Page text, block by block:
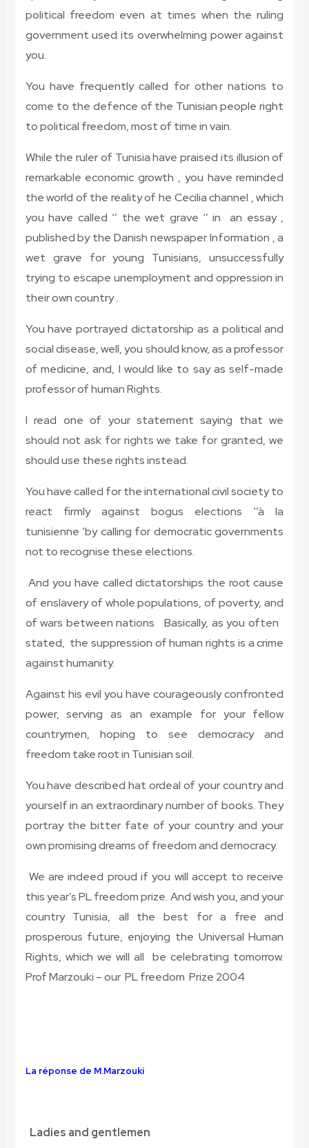
political freedom even at times when the ruling
government used its overwhelming power against
you.
You have frequently called for other nations to
come to the defence of the Tunisian people right
to political freedom, most of time in vain.
While the ruler of Tunisia have praised its illusion of
remarkable economic growth , you have reminded
the world of the reality of he Cecilia channel , which
you have called ‘’ the wet grave ‘’ in an essay ,
published by the Danish newspaper Information , a
wet grave for young Tunisians, unsuccessfully
trying to escape unemployment and oppression in
their own country .
You have portrayed dictatorship as a political and
social disease, well, you should know, as a professor
of medicine, and, I would like to say as self-made
professor of human Rights.
I read one of your statement saying that we
should not ask for rights we take for granted, we
should use these rights instead.
You have called for the international civil society to
react firmly against bogus elections ‘’à la
tunisienne ‘by calling for democratic governments
not to recognise these elections.
And you have called dictatorships the root cause
of enslavery of whole populations, of poverty, and
of wars between nations Basically, as you often
stated, the suppression of human rights is a crime
against humanity.
Against his evil you have courageously confronted
power, serving as an example for your fellow
countrymen, hoping to see democracy and
freedom take root in Tunisian soil.
You have described hat ordeal of your country and
yourself in an extraordinary number of books. They
portray the bitter fate of your country and your
own promising dreams of freedom and democracy.
We are indeed proud if you will accept to receive
this year’s PL freedom prize. And wish you, and your
country Tunisia, all the best for a free and
prosperous future, enjoying the Universal Human
Rights, which we will all be celebrating tomorrow.
Prof Marzouki – our PL freedom Prize 2004
La réponse de M.Marzouki
Ladies and gentlemen